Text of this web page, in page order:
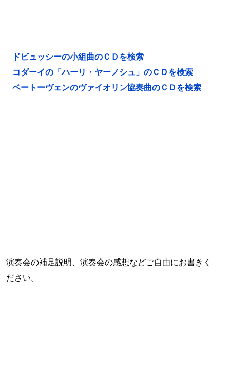
ドビュッシーの小組曲のＣＤを検索
コダーイの「ハーリ・ヤーノシュ」のＣＤを検索
ベートーヴェンのヴァイオリン協奏曲のＣＤを検索
演奏会の補足説明、演奏会の感想などご自由にお書きく
ださい。